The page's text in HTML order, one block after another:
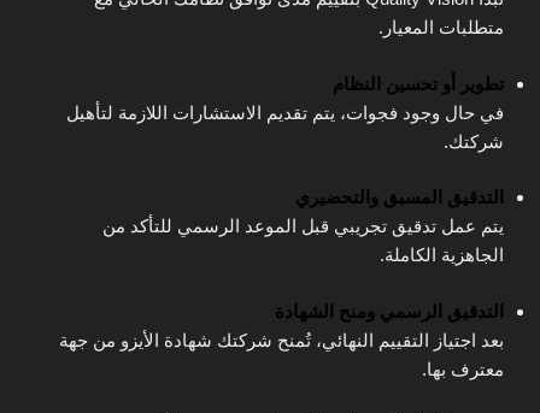
متطلبات المعيار.
تطوير أو تحسين النظام
في حال وجود فجوات، يتم تقديم الاستشارات اللازمة لتأهيل
شركتك.
التدقيق المسبق والتحضيري
يتم عمل تدقيق تجريبي قبل الموعد الرسمي للتأكد من
الجاهزية الكاملة.
التدقيق الرسمي ومنح الشهادة
بعد اجتياز التقييم النهائي، تُمنح شركتك شهادة الأيزو من جهة
معترف بها.